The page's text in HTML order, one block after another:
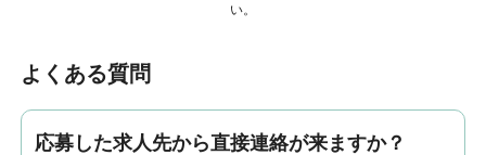
い。
よくある質問
応募した求人先から直接連絡が来ますか？